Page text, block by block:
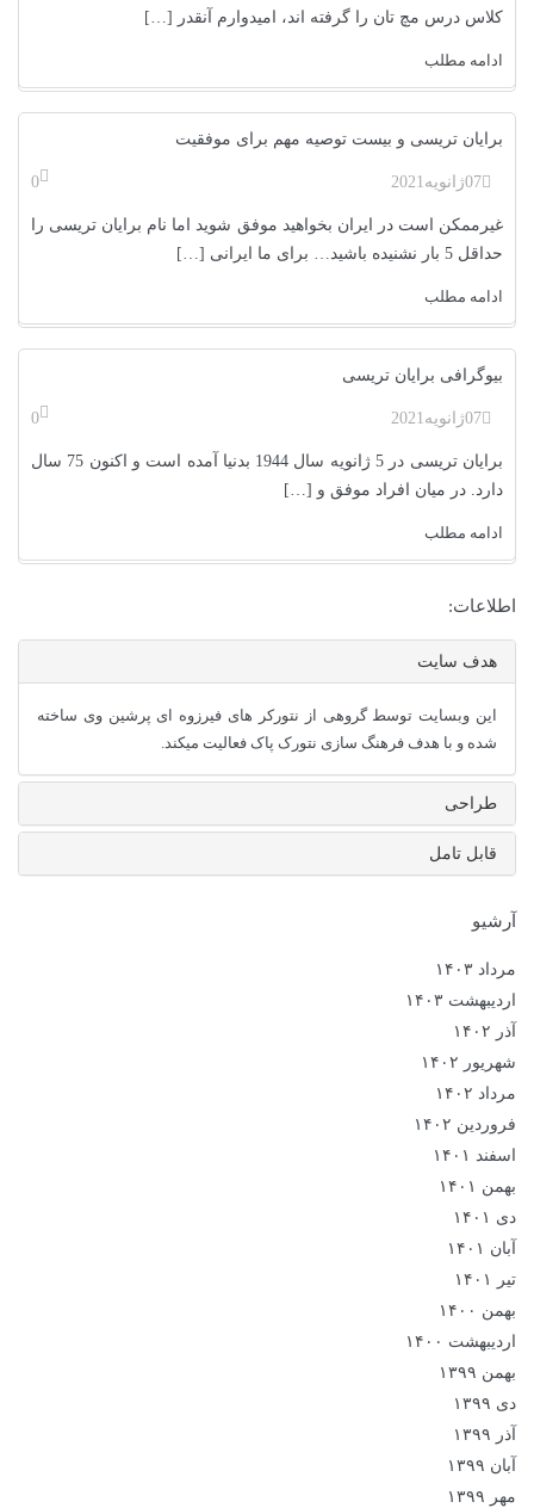
کلاس درس مچ تان را گرفته اند، امیدوارم آنقدر […]
ادامه مطلب
برایان تریسی و بیست توصیه مهم برای موفقیت
07ژانویه2021
0
غیرممکن است در ایران بخواهید موفق شوید اما نام برایان تریسی را
حداقل 5 بار نشنیده باشید… برای ما ایرانی […]
ادامه مطلب
بیوگرافی برایان تریسی
07ژانویه2021
0
برایان تریسی در 5 ژانویه سال 1944 بدنیا آمده است و اکنون 75 سال
دارد. در میان افراد موفق و […]
ادامه مطلب
اطلاعات:
هدف سایت
این وبسایت توسط گروهی از نتورکر های فیرزوه ای پرشین وی ساخته
شده و با هدف فرهنگ سازی نتورک پاک فعالیت میکند.
طراحی
قابل تامل
آرشیو
مرداد ۱۴۰۳
اردیبهشت ۱۴۰۳
آذر ۱۴۰۲
شهریور ۱۴۰۲
مرداد ۱۴۰۲
فروردین ۱۴۰۲
اسفند ۱۴۰۱
بهمن ۱۴۰۱
دی ۱۴۰۱
آبان ۱۴۰۱
تیر ۱۴۰۱
بهمن ۱۴۰۰
اردیبهشت ۱۴۰۰
بهمن ۱۳۹۹
دی ۱۳۹۹
آذر ۱۳۹۹
آبان ۱۳۹۹
مهر ۱۳۹۹